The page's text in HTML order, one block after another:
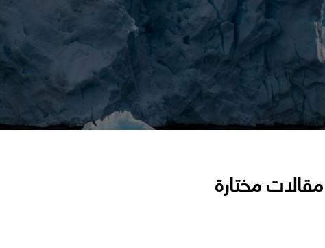
مقالات مختارة